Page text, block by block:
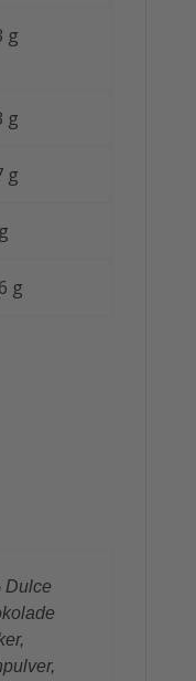
g
g
g
g
Dulce